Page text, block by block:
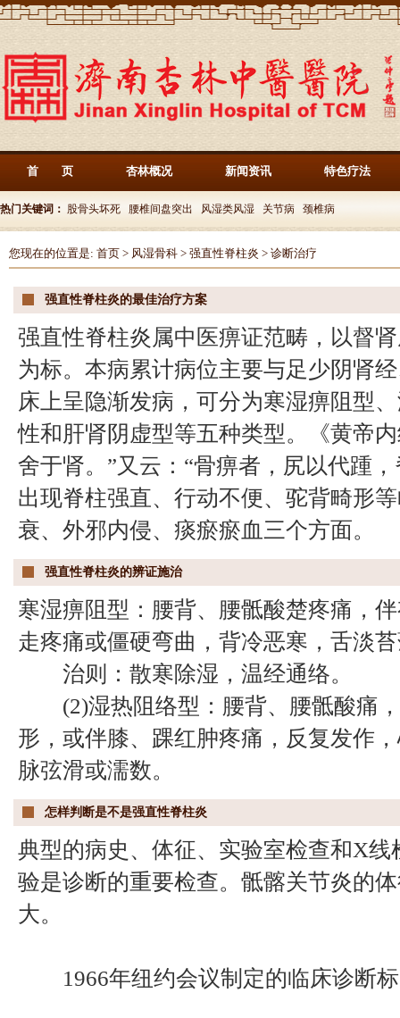
首 页 杏林概况 新闻资讯 特色疗法
热门关键词： 股骨头坏死 腰椎间盘突出 风湿类风湿 关节病 颈椎病
您现在的位置是: 首页 > 风湿骨科 > 强直性脊柱炎 > 诊断治疗
强直性脊柱炎的最佳治疗方案
强直性脊柱炎属中医痹证范畴，以督
为标。本病累计病位主要与足少阴肾
床上呈隐渐发病，可分为寒湿痹阻型
性和肝肾阴虚型等五种类型。《黄帝
舍于肾。”又云：“骨痹者，尻以代踵
出现脊柱强直、行动不便、驼背畸形
衰、外邪内侵、痰瘀瘀血三个方面。
强直性脊柱炎的辨证施治
寒湿痹阻型：腰背、腰骶酸楚疼痛，
走疼痛或僵硬弯曲，背冷恶寒，舌淡
治则：散寒除湿，温经通络。
(2)湿热阻络型：腰背、腰骶酸痛，
形，或伴膝、踝红肿疼痛，反复发作
脉弦滑或濡数。
怎样判断是不是强直性脊柱炎
典型的病史、体征、实验室检查和X
验是诊断的重要检查。骶髂关节炎的
大。
1966年纽约会议制定的临床诊断标